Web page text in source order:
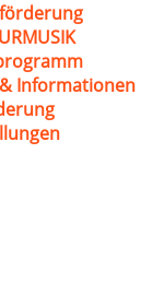
& Informationen